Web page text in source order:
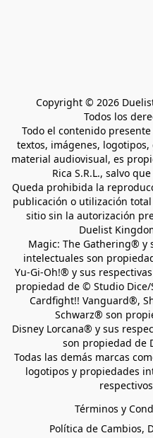
Copyright © 2026
Todos los
Todo el contenido
textos, imágenes,
material audiovisual, es
Rica S.R.L., salvo
Queda prohibida la
publicación o utilización
sitio sin la autorización
Duelist
Magic: The Gathering® y
intelectuales son
Yu-Gi-Oh!® y sus
propiedad de © Studio Dice/
Cardfight!! Vanguard®,
Schwarz® son
Disney Lorcana® y sus
son propiedad de
Todas las demás marcas
logotipos y propiedades
Términos y
Política de Cambios,